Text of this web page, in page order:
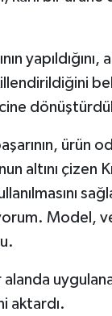
ürün
altını çizen
Model,
aktardı.